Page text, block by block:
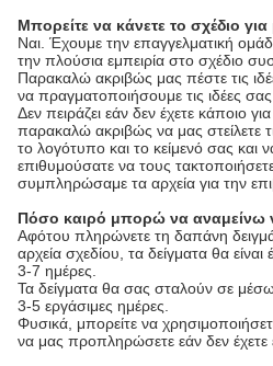
Μπορείτε να κάνετε το σχέδιο για
Ναι. Έχουμε την επαγγελματική
την πλούσια εμπειρία στο σχέδιο
Παρακαλώ ακριβώς μας πέστε τις
να πραγματοποιήσουμε τις ιδέες σας
Δεν πειράζει εάν δεν έχετε κάποιο
παρακαλώ ακριβώς να μας στείλετε
το λογότυπο και το κείμενό σας και
επιθυμούσατε να τους
συμπληρώσαμε τα αρχεία για την
Πόσο καιρό μπορώ να αναμείνω
Αφότου πληρώνετε τη δαπάνη
αρχεία σχεδίου, τα δείγματα θα
3-7 ημέρες.
Τα δείγματα θα σας σταλούν σε
3-5 εργάσιμες ημέρες.
Φυσικά, μπορείτε να
να μας προπληρώσετε εάν δεν έχετε